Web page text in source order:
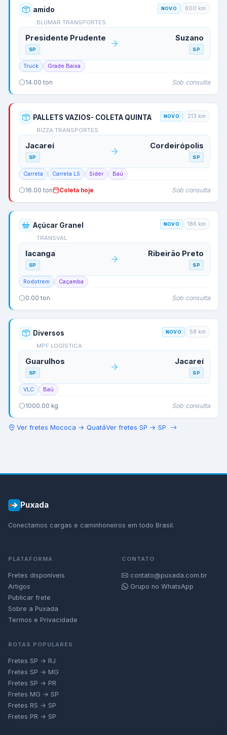
amido
BLUMAR TRANSPORTES
NOVO 600 km
Presidente Prudente
SP
Suzano
SP
Truck Grade Baixa
14.00 ton Sob consulta
PALLETS VAZIOS- COLETA QUINTA
RIZZA TRANSPORTES
NOVO 213 km
Jacareí
SP
Cordeirópolis
SP
Carreta Carreta LS Sider Baú
16.00 ton Coleta hoje Sob consulta
Açúcar Granel
TRANSVAL
NOVO 186 km
Iacanga
SP
Ribeirão Preto
SP
Rodotrem Caçamba
0.00 ton Sob consulta
Diversos
MPF LOGÍSTICA
NOVO 58 km
Guarulhos
SP
Jacareí
SP
VLC Baú
1000.00 kg Sob consulta
Ver fretes Mococa → QuatáVer fretes SP → SP
Puxada
Conectamos cargas e caminhoneiros em todo Brasil.
PLATAFORMA
Fretes disponíveis
Artigos
Publicar frete
Sobre a Puxada
Termos e Privacidade
CONTATO
contato@puxada.com.br
Grupo no WhatsApp
ROTAS POPULARES
Fretes SP → RJ
Fretes SP → MG
Fretes SP → PR
Fretes MG → SP
Fretes RS → SP
Fretes PR → SP